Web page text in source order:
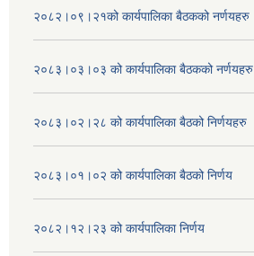
२०८२।०९।२१को कार्यपालिका बैठकको नर्णयहरु
२०८३।०३।०३ को कार्यपालिका बैठकको नर्णयहरु
२०८३।०२।२८ को कार्यपालिका बैठको निर्णयहरु
२०८३।०१।०२ को कार्यपालिका बैठको निर्णय
२०८२।१२।२३ को कार्यपालिका निर्णय